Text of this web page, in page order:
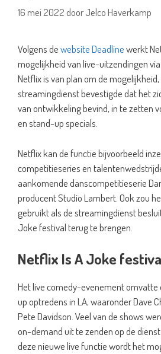
16 mei 2022 doorJelco Haverkamp
Volgens dewebsite Deadlinewerkt
mogelijkheid van live-uitzendingen
Netflix is van plan om de
streamingdienst bevestigde dat het
van ontwikkeling bevind, in te zetten
en stand-up specials.
Netflix kan de functie bijvoorbeeld
competitieseries en
aankomende danscompetitieserie
producent Studio Lambert. Ook zou
gebruikt als de streamingdienst
Joke festival terug te brengen.
Netflix Is A Joke
Het live comedy-evenement
up optredens in LA, waaronder Dave
Pete Davidson. Veel van de shows
on-demand uit te zenden op de
deze nieuwe live functie wordt het